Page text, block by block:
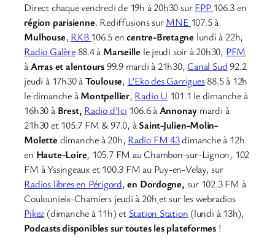
Direct chaque vendredi de 19h à 20h30 surFPP106.3 en
région parisienne. Rediffusions surMNE 107.5 à
Mulhouse, RKB106.5 encentre-Bretagne lundi à 22h,
Radio Galère88.4 à Marseille le jeudi soir à 20h30, PFM
àArras et alentours99.9 mardi à 21h30, Canal Sud92.2
jeudi à 17h30 àToulouse, L’Eko des Garrigues88.5 à 12h
le dimanche àMontpellier, Radio U 101.1 le dimanche à
16h30 à Brest, Radio d’Ici 106.6 àAnnonay mardi à
21h30 et 105.7 FM & 97.0, àSaint-Julien-Molin-
Molette dimanche à 20h, Radio FM 43dimanche à 12h
en Haute-Loire, 105.7 FM au Chambon-sur-Lignon, 102
FM à Yssingeaux et 100.3 FM au Puy-en-Velay, sur
Radios libres en Périgord, en Dordogne, sur 102.3 FM à
Coulounieix-Chamiers jeudi à 20het sur les webradios
Pikez (dimanche à 11h) et Station Station (lundi à 13h),
Podcasts disponibles sur toutes les plateformes !